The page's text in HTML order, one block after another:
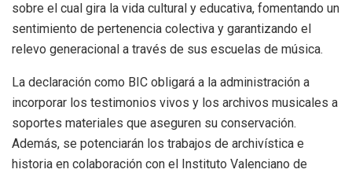
sobre el cual gira la vida cultural y educativa, fomentando un
sentimiento de pertenencia colectiva y garantizando el
relevo generacional a través de sus escuelas de música.
La declaración como BIC obligará a la administración a
incorporar los testimonios vivos y los archivos musicales a
soportes materiales que aseguren su conservación.
Además, se potenciarán los trabajos de archivística e
historia en colaboración con el Instituto Valenciano de